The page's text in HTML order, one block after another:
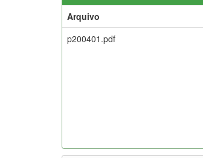
Arquivo
p200401.pdf